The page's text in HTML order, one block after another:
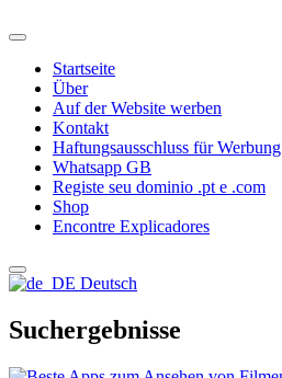
Startseite
Über
Auf der Website werben
Kontakt
Haftungsausschluss für Werbung
Whatsapp GB
Registe seu dominio .pt e .com
Shop
Encontre Explicadores
Deutsch
Suchergebnisse